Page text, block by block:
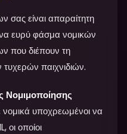
σας είναι απαραίτητη
ευρύ φάσμα νομικών
που διέπουν τη
τυχερών παιχνιδιών.
Νομιμοποίησης
νομικά υποχρεωμένοι να
οι οποίοι